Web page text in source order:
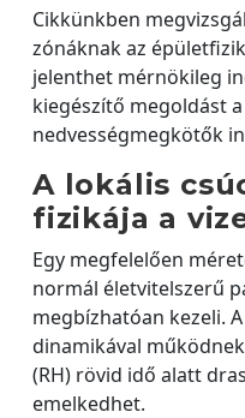
Cikkünkben
zónáknak az
jelenthet mérnökileg
kiegészítő megoldást
nedvességmegkötők
A lokális
fizikája a
Egy megfelelően
normál életvitelszerű
megbízhatóan kezeli.
dinamikával
(RH) rövid idő alatt
emelkedhet.